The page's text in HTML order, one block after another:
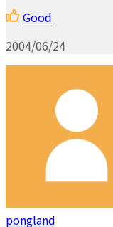
Good
2004/06/24
pongland